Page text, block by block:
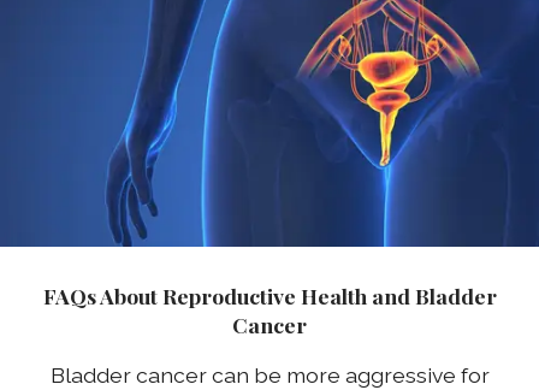
FAQs About Reproductive Health and Bladder
Cancer
Bladder cancer can be more aggressive for